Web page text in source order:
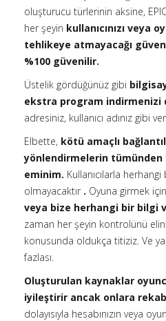
oluşturucu türlerinin aksine,
her şeyin kullanıcınızı veya
tehlikeye atmayacağı
%100 güvenilir.
Üstelik gördüğünüz gibi
ekstra program indirmenizi
adresiniz, kullanıcı adınız gibi
Elbette, kötü amaçlı
yönlendirmelerin tümünden
eminim. Kullanıcılarla
olmayacaktır . Oyuna girmek için
veya bize herhangi bir bilgi
zaman her şeyin kontrolünü
konusunda oldukça titiziz. Ve
fazlası.
Oluşturulan kaynaklar
iyileştirir ancak onlara
dolayısıyla hesabınızın veya